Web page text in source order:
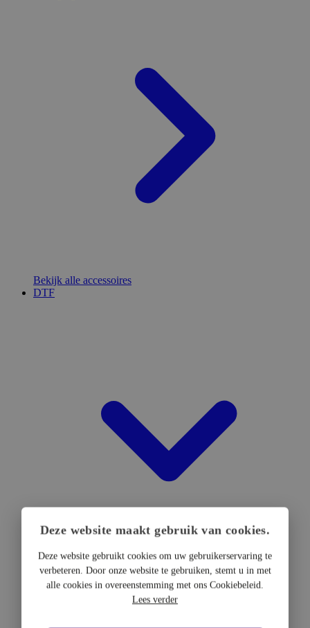
Bekijk alle accessoires
DTF
DTF Hardware
DTF Printers
Deze website maakt gebruik van cookies.
Deze website gebruikt cookies om uw gebruikerservaring te
verbeteren. Door onze website te gebruiken, stemt u in met
alle cookies in overeenstemming met ons Cookiebeleid.
Lees verder